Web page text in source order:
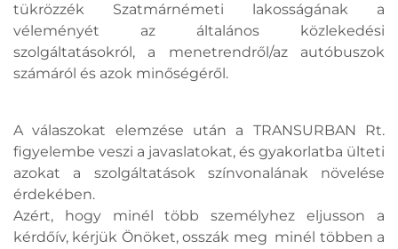
tükrözzék Szatmárnémeti lakosságának a
véleményét az általános közlekedési
szolgáltatásokról, a menetrendről/az autóbuszok
számáról és azok minőségéről.
A válaszokat elemzése után a TRANSURBAN Rt.
figyelembe veszi a javaslatokat, és gyakorlatba ülteti
azokat a szolgáltatások színvonalának növelése
érdekében.
Azért, hogy minél több személyhez eljusson a
kérdőív, kérjük Önöket, osszák meg minél többen a